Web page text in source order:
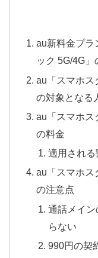
au新料金プラ
ック 5G/4G」
au「スマホス
の対象となる
au「スマホス
の料金
適用される
au「スマホス
の注意点
通話メイ
らない
990円の契